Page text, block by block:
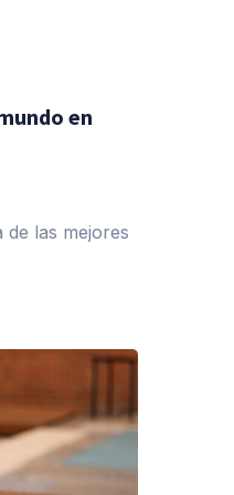
en
las mejores